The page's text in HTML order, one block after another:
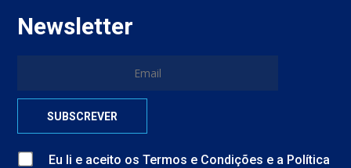
Newsletter
Eu li e aceito osTermos e Condições e a Política